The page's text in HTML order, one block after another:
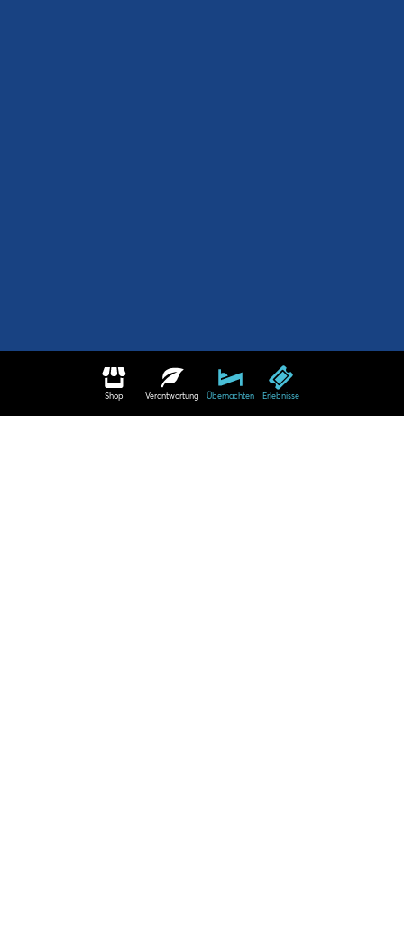
Shop Verantwortung Übernachten Erlebnisse